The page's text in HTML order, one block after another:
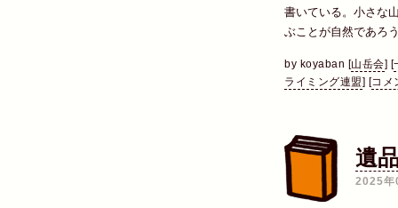
書いている。小さな
ぶことが自然であろ
by koyaban [山岳会] [
ライミング連盟] [コメ
遺
2025年